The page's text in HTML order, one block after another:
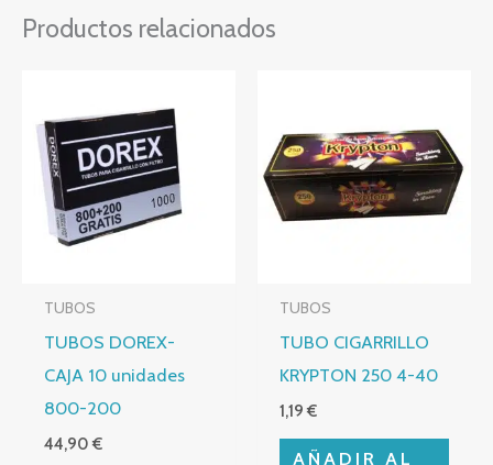
Productos relacionados
TUBOS
TUBOS DOREX-
CAJA 10 unidades
800-200
44,90€
TUBOS
TUBO CIGARRILLO
KRYPTON 250 4-40
1,19€
AÑADIR AL